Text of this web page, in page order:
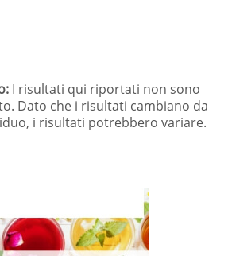
I risultati qui riportati non sono
Dato che i risultati cambiano da
i risultati potrebbero variare.